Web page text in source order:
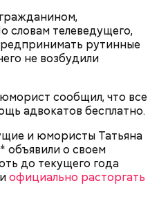
словам телеведущего,
рутинные
не возбудили
сообщил, что все
адвокатов бесплатно.
и юмористы Татьяна
о своем
до текущего года
официально расторгать
не для всех дыня
очередь ее стоит
«Вечерняя Москва»
диетолога
есть эту ягодус